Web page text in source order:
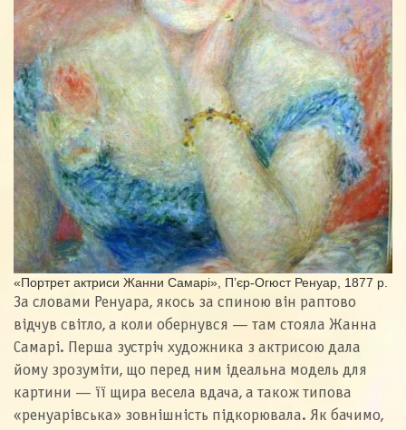
«Портрет актриси Жанни Самарі», П’єр-Огюст Ренуар, 1877 р.
За словами Ренуара, якось за спиною він раптово
відчув світло, а коли обернувся — там стояла Жанна
Самарі. Перша зустріч художника з актрисою дала
йому зрозуміти, що перед ним ідеальна модель для
картини — її щира весела вдача, а також типова
«ренуарівська» зовнішність підкорювала. Як бачимо,